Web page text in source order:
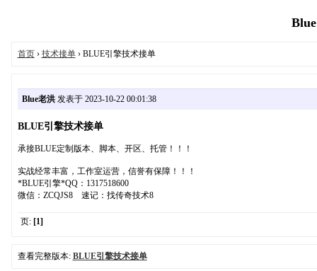
首页› 技术接单› BLUE引擎技术接单
Blue老洪发表于 2023-10-22 00:01:38
BLUE引擎技术接单
承接BLUE定制版本、脚本、开区、托管！！！
实战经常丰富，工作室运营，信誉有保障！！！
*BLUE引擎*QQ：1317518600
微信：ZCQJS8 速记：找传奇技术8
页: [1]
查看完整版本: BLUE引擎技术接单